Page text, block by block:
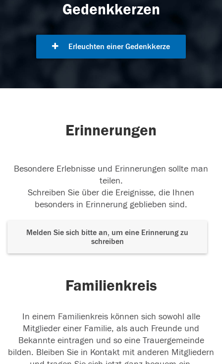
Gedenkkerzen
Erleuchten einer Gedenkkerze
Erinnerungen
Besondere Erlebnisse und Erinnerungen sollte man
teilen.
Schreiben Sie über die Ereignisse, die Ihnen
besonders in Erinnerung geblieben sind.
Melden Sie sich bitte an, um eine Erinnerung zu
schreiben
Familienkreis
In einem Familienkreis können sich sowohl alle
Mitglieder einer Familie, als auch Freunde und
Bekannte eintragen und so eine Trauergemeinde
bilden. Bleiben Sie in Kontakt mit anderen Mitgliedern